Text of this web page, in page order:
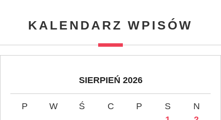
KALENDARZ WPISÓW
SIERPIEŃ 2026
P W Ś C P S
N